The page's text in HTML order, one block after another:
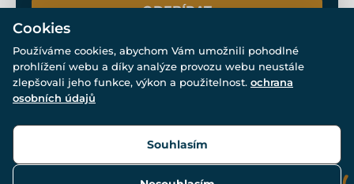
ODEBÍRAT
© Všechna práva vyhrazena. www.drakkaria.cz 2007-2026.
Cookies
Používáme cookies, abychom Vám umožnili pohodlné
prohlížení webu a díky analýze provozu webu neustále
zlepšovali jeho funkce, výkon a použitelnost. ochrana
osobních údajů
Souhlasím